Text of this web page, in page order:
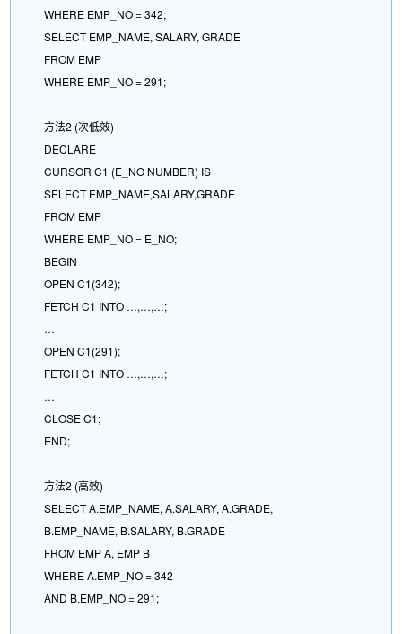
WHERE EMP_NO = 342;
SELECT EMP_NAME, SALARY, GRADE
FROM EMP
WHERE EMP_NO = 291;
方法2 (次低效)
DECLARE
CURSOR C1 (E_NO NUMBER) IS
SELECT EMP_NAME,SALARY,GRADE
FROM EMP
WHERE EMP_NO = E_NO;
BEGIN
OPEN C1(342);
FETCH C1 INTO …,…,…;
…
OPEN C1(291);
FETCH C1 INTO …,…,…;
…
CLOSE C1;
END;
方法2 (高效)
SELECT A.EMP_NAME, A.SALARY, A.GRADE,
B.EMP_NAME, B.SALARY, B.GRADE
FROM EMP A, EMP B
WHERE A.EMP_NO = 342
AND B.EMP_NO = 291;